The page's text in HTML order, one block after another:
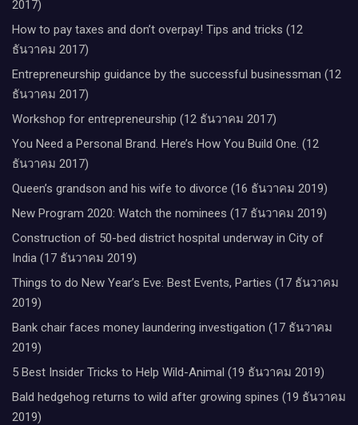
2017)
How to pay taxes and don’t overpay! Tips and tricks (12
ธันวาคม 2017)
Entrepreneurship guidance by the successful businessman (12
ธันวาคม 2017)
Workshop for entrepreneurship (12 ธันวาคม 2017)
You Need a Personal Brand. Here’s How You Build One. (12
ธันวาคม 2017)
Queen’s grandson and his wife to divorce (16 ธันวาคม 2019)
New Program 2020: Watch the nominees (17 ธันวาคม 2019)
Construction of 50-bed district hospital underway in City of
India (17 ธันวาคม 2019)
Things to do New Year’s Eve: Best Events, Parties (17 ธันวาคม
2019)
Bank chair faces money laundering investigation (17 ธันวาคม
2019)
5 Best Insider Tricks to Help Wild-Animal (19 ธันวาคม 2019)
Bald hedgehog returns to wild after growing spines (19 ธันวาคม
2019)